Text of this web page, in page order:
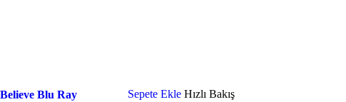
Blu Ray
Sepete Ekle Hızlı Bakış